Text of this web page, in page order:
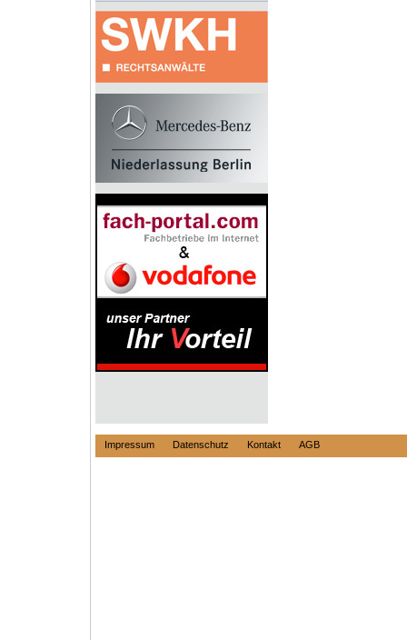
Impressum Datenschutz Kontakt AGB